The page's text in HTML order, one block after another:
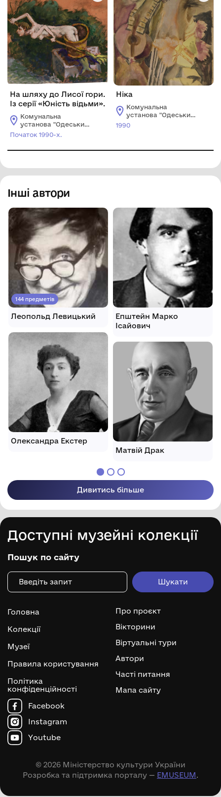
На шляху до Лисої гори.
Із серії «Юність відьми».
Комунальна
установа "Одеський
національний
Початок 1990-х.
Ніка
Комунальна
установа "Одеський
національний
1990
Інші автори
144 предметів
Леопольд Левицький
Олександра Екстер
Епштейн Марко
Ісайович
Матвій Драк
Дивитись більше
Доступні музейні колекції
Пошук по сайту
Головна
Колекції
Музеї
Правила користування
Політика
конфіденційності
Про проєкт
Вікторини
Віртуальні тури
Автори
Часті питання
Мапа сайту
Facebook
Instagram
Youtube
© 2026 Міністерство культури України
Розробка та підтримка порталу — EMUSEUM.